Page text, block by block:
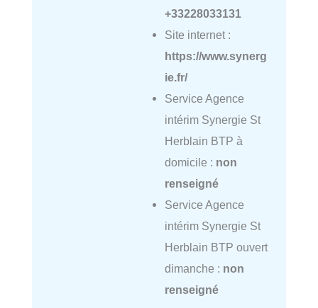
+33228033131
Site internet :
https://www.synerg
ie.fr/
Service Agence
intérim Synergie St
Herblain BTP à
domicile : non
renseigné
Service Agence
intérim Synergie St
Herblain BTP ouvert
dimanche : non
renseigné